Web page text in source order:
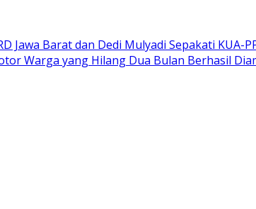
Jawa Barat dan Dedi Mulyadi Sepakati KUA-
Warga yang Hilang Dua Bulan Berhasil